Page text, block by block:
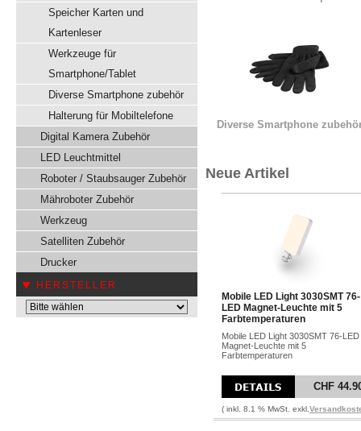
Speicher Karten und
Kartenleser
Werkzeuge für
Smartphone/Tablet
Diverse Smartphone zubehör
Halterung für Mobiltelefone
Digital Kamera Zubehör
LED Leuchtmittel
Roboter / Staubsauger Zubehör
Mähroboter Zubehör
Werkzeug
Satelliten Zubehör
Drucker
HERSTELLER
Diverse Smartphone
Neue Artikel
Mobile LED Light 3030SMT 76-
LED Magnet-Leuchte mit 5
Farbtemperaturen
Mobile LED Light 3030SMT 76-LED
Magnet-Leuchte mit 5
Farbtemperaturen
CHF
( inkl. 8.1 % MwSt. exkl.